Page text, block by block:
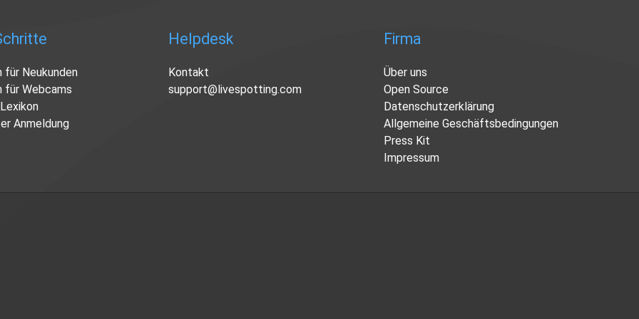
Neukunden
für Webcams
Anmeldung
Helpdesk
Kontakt
support@livespotting.com
Firma
Über uns
Open Source
Datenschutzerklärung
Allgemeine Geschäftsbedingungen
Press Kit
Impressum